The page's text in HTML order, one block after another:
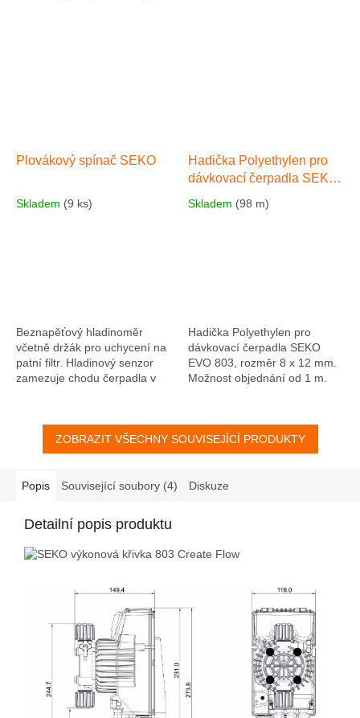
Plovákový spínač SEKO
Skladem (9 ks)
Beznapěťový hladinoměr
včetně držák pro uchycení na
patní filtr. Hladinový senzor
zamezuje chodu čerpadla v
otoční...
Hadička Polyethylen pro
dávkovací čerpadla SEKO
EVO 803 8 x 12 mm
Skladem (98 m)
Hadička Polyethylen pro
dávkovací čerpadla SEKO
EVO 803, rozměr 8 x 12 mm.
Možnost objednání od 1 m.
ZOBRAZIT VŠECHNY SOUVISEJÍCÍ PRODUKTY
Popis Související soubory (4) Diskuze
Detailní popis produktu